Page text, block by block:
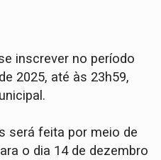
inscrever no período
2025, até às 23h59,
será feita por meio de
o dia 14 de dezembro